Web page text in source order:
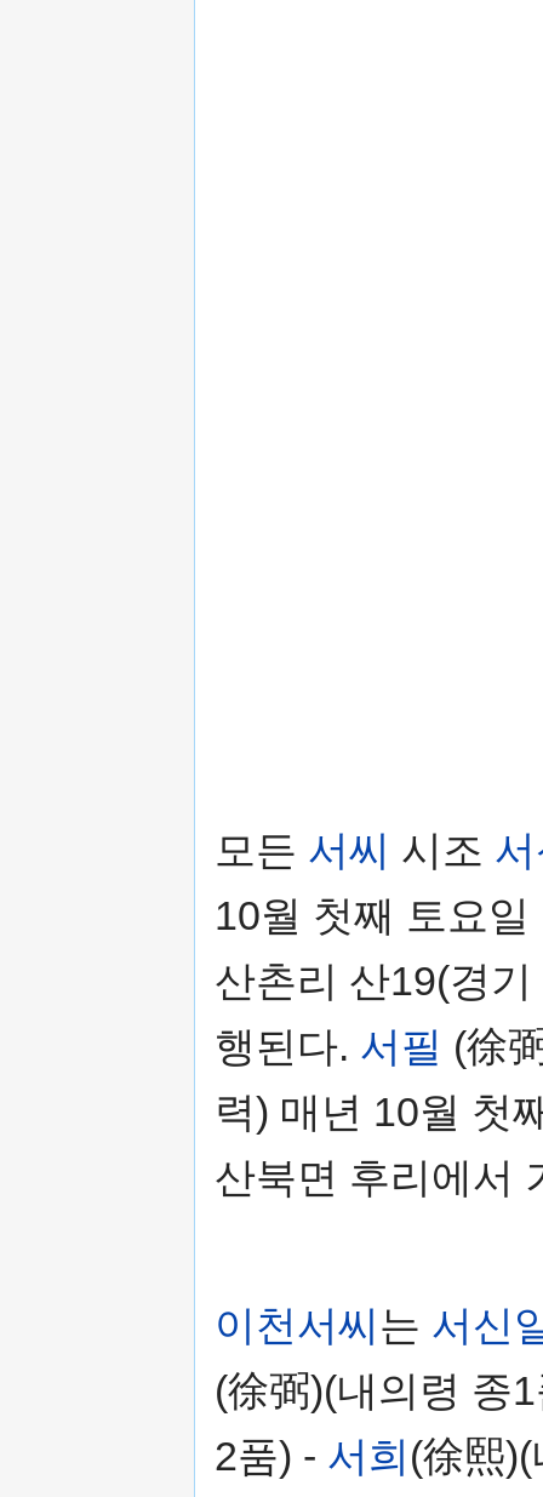
모든 서씨 시조
10월 첫째 토요
산촌리 산19(경
행된다. 서필 (徐
력) 매년 10월 첫
산북면 후리에서
이천서씨 는 서신
(徐弼)(내의령 종
2품) - 서희 (徐熙